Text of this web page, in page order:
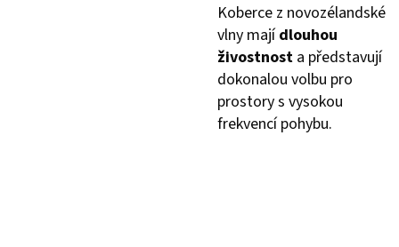
Koberce z novozélandské
vlny majídlouhou
živostnost a představují
dokonalou volbu pro
prostory s vysokou
frekvencí pohybu.